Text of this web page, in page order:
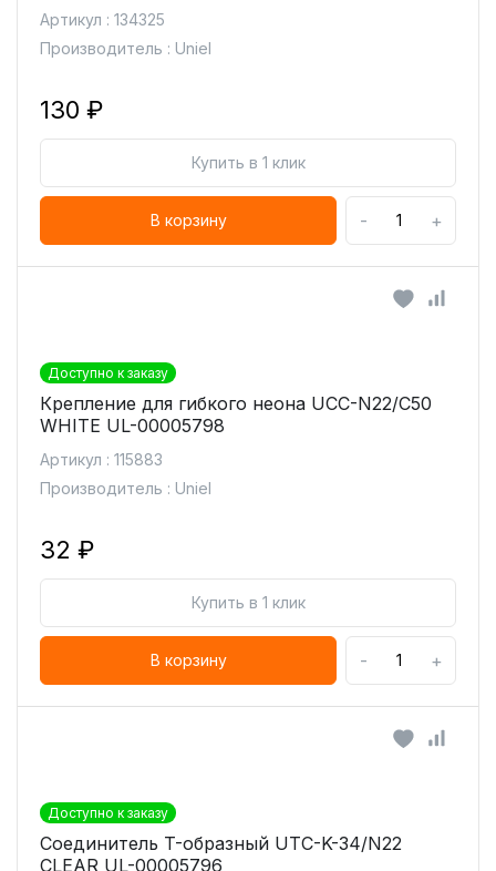
Артикул : 134325
Производитель : Uniel
130 ₽
Купить в 1 клик
В корзину - +
Доступно к заказу
Крепление для гибкого неона UCC-N22/C50
WHITE UL-00005798
Артикул : 115883
Производитель : Uniel
32 ₽
Купить в 1 клик
В корзину - +
Доступно к заказу
Соединитель T-образный UTC-K-34/N22
CLEAR UL-00005796